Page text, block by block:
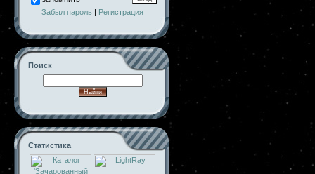
Забыл пароль | Регистрация
Поиск
Статистика